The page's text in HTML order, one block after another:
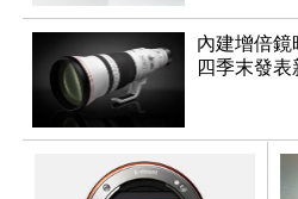
內建增倍
四季末發